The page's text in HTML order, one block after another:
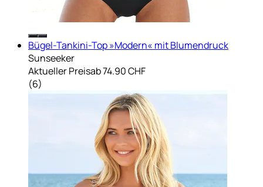
Bügel-Tankini-Top »Modern« mit Blumendruck
Sunseeker
Aktueller Preisab74.90 CHF
(6)